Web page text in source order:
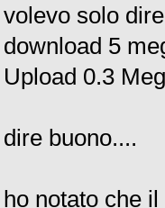
volevo solo
download 5
Upload 0.3
dire buono....
ho notato che